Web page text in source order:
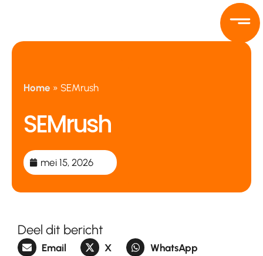
inhoud
Home » SEMrush
SEMrush
mei 15, 2026
Deel dit bericht
Email X WhatsApp